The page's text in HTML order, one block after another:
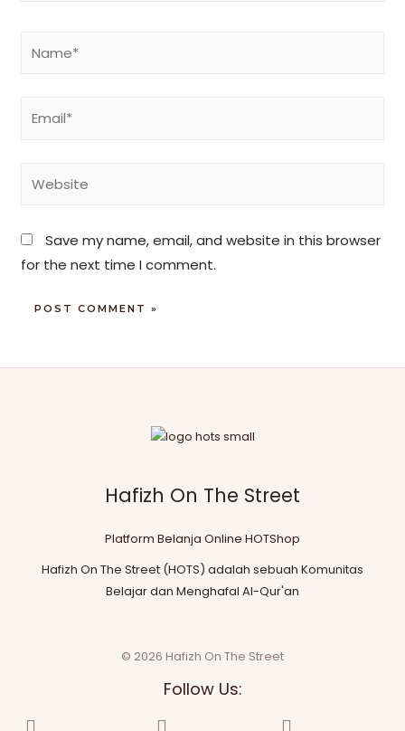
Save my name, email, and website in this browser
for the next time I comment.
Hafizh On The Street
Platform Belanja Online HOTShop
Hafizh On The Street (HOTS) adalah sebuah Komunitas
Belajar dan Menghafal Al-Qur'an
© 2026 Hafizh On The Street
Follow Us: